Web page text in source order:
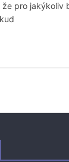
že pro jakýkoliv